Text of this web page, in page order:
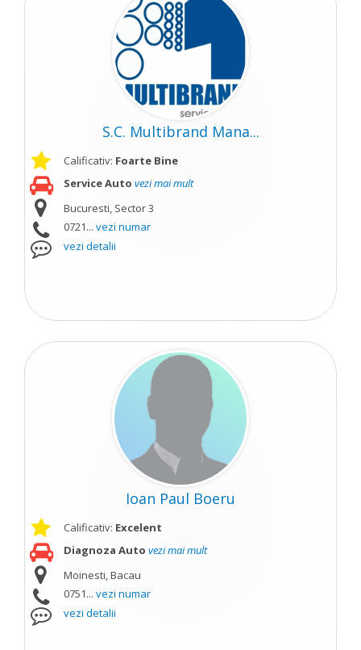
S.C. Multibrand Mana...
Calificativ: Foarte Bine
Service Auto vezi mai mult
Bucuresti, Sector 3
0721... vezi numar
vezi detalii
Ioan Paul Boeru
Calificativ: Excelent
Diagnoza Auto vezi mai mult
Moinesti, Bacau
0751... vezi numar
vezi detalii